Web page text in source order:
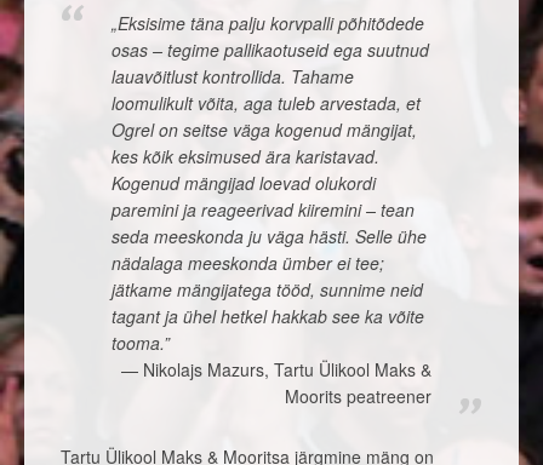
„Eksisime täna palju korvpalli põhitõdede
osas – tegime pallikaotuseid ega suutnud
lauavõitlust kontrollida. Tahame
loomulikult võita, aga tuleb arvestada, et
Ogrel on seitse väga kogenud mängijat,
kes kõik eksimused ära karistavad.
Kogenud mängijad loevad olukordi
paremini ja reageerivad kiiremini – tean
seda meeskonda ju väga hästi. Selle ühe
nädalaga meeskonda ümber ei tee;
jätkame mängijatega tööd, sunnime neid
tagant ja ühel hetkel hakkab see ka võite
tooma.”
Nikolajs Mazurs, Tartu Ülikool Maks &
Moorits peatreener
Tartu Ülikool Maks & Mooritsa järgmine mäng on